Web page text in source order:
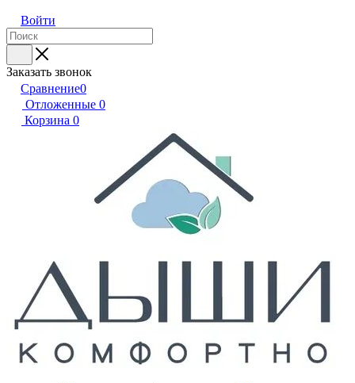
Войти
Заказать звонок
Сравнение0
Отложенные 0
Корзина 0